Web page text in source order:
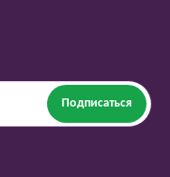
Подписаться